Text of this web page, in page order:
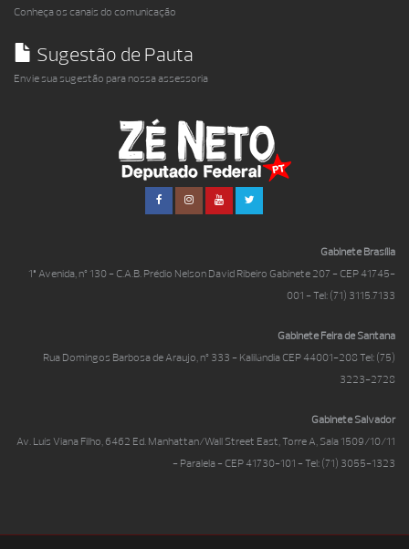
Conheça os canais do comunicação
Sugestão de Pauta
Envie sua sugestão para nossa assessoria
Gabinete Brasília
1ª Avenida, nº 130 - C.A.B. Prédio Nelson David Ribeiro Gabinete 207 - CEP 41745-
001 - Tel: (71) 3115.7133
Gabinete Feira de Santana
Rua Domingos Barbosa de Araujo, nº 333 - Kalilândia CEP 44001-208 Tel: (75)
3223-2728
Gabinete Salvador
Av. Luís Viana Filho, 6462 Ed. Manhattan/Wall Street East, Torre A, Sala 1509/10/11
- Paralela - CEP 41730-101 - Tel: (71) 3055-1323